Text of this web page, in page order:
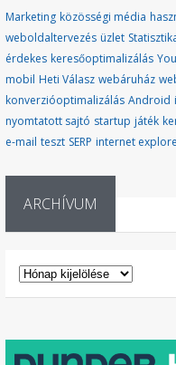
Marketing közösségi média
weboldaltervezés üzlet
érdekes keresőoptimalizálás
mobil Heti Válasz webáruház
konverzióoptimalizálás Android
nyomtatott sajtó startup játék
e-mail teszt SERP internet
ARCHÍVUM
ARCHÍVUM